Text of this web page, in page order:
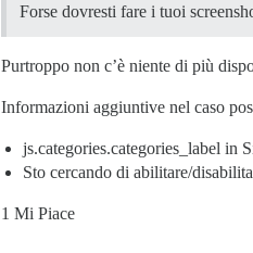
<!--
</div>
  <!--
<!--
<!--
Forse dovresti fare i tuoi
Purtroppo non c’è niente di più
Informazioni aggiuntive nel caso
js.categories.categories_label in
Sto cercando di abilitare/
1 Mi Piace